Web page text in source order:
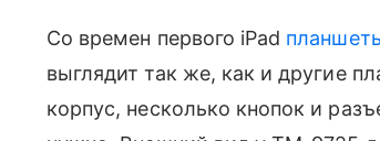
Со времен первого iPad
выглядит так же, как и другие
корпус, несколько кнопок и